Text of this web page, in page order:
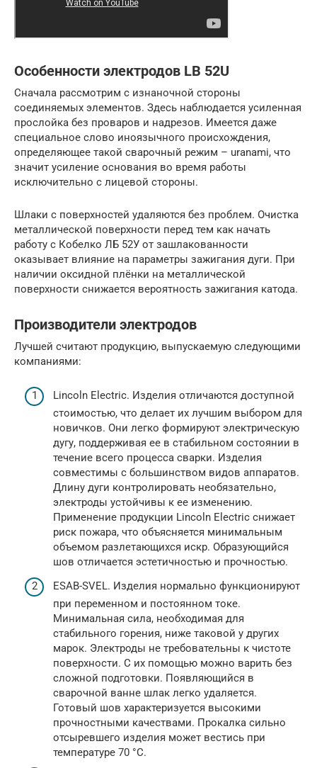
Особенности электродов LB 52U
Сначала рассмотрим с изнаночной стороны
соединяемых элементов. Здесь наблюдается усиленная
прослойка без проваров и надрезов. Имеется даже
специальное слово иноязычного происхождения,
определяющее такой сварочный режим – uranami, что
значит усиление основания во время работы
исключительно с лицевой стороны.
Шлаки с поверхностей удаляются без проблем. Очистка
металлической поверхности перед тем как начать
работу с Кобелко ЛБ 52У от зашлакованности
оказывает влияние на параметры зажигания дуги. При
наличии оксидной плёнки на металлической
поверхности снижается вероятность зажигания катода.
Производители электродов
Лучшей считают продукцию, выпускаемую следующими
компаниями:
Lincoln Electric. Изделия отличаются доступной
стоимостью, что делает их лучшим выбором для
новичков. Они легко формируют электрическую
дугу, поддерживая ее в стабильном состоянии в
течение всего процесса сварки. Изделия
совместимы с большинством видов аппаратов.
Длину дуги контролировать необязательно,
электроды устойчивы к ее изменению.
Применение продукции Lincoln Electric снижает
риск пожара, что объясняется минимальным
объемом разлетающихся искр. Образующийся
шов отличается эстетичностью и прочностью.
ESAB-SVEL. Изделия нормально функционируют
при переменном и постоянном токе.
Минимальная сила, необходимая для
стабильного горения, ниже таковой у других
марок. Электроды не требовательны к чистоте
поверхности. С их помощью можно варить без
сложной подготовки. Появляющийся в
сварочной ванне шлак легко удаляется.
Готовый шов характеризуется высокими
прочностными качествами. Прокалка сильно
отсыревшего изделия может вестись при
температуре 70 °С.